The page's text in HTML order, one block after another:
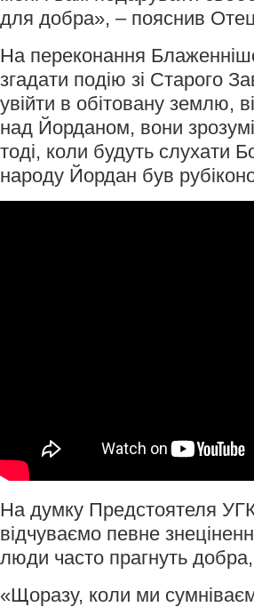
для добра», – пояснив
На переконання
згадати подію зі Старого
увійти в обітовану землю,
над Йорданом, вони
тоді, коли будуть слухати
народу Йордан був
На думку Предстоятеля
відчуваємо певне
люди часто прагнуть
«Щоразу, коли ми